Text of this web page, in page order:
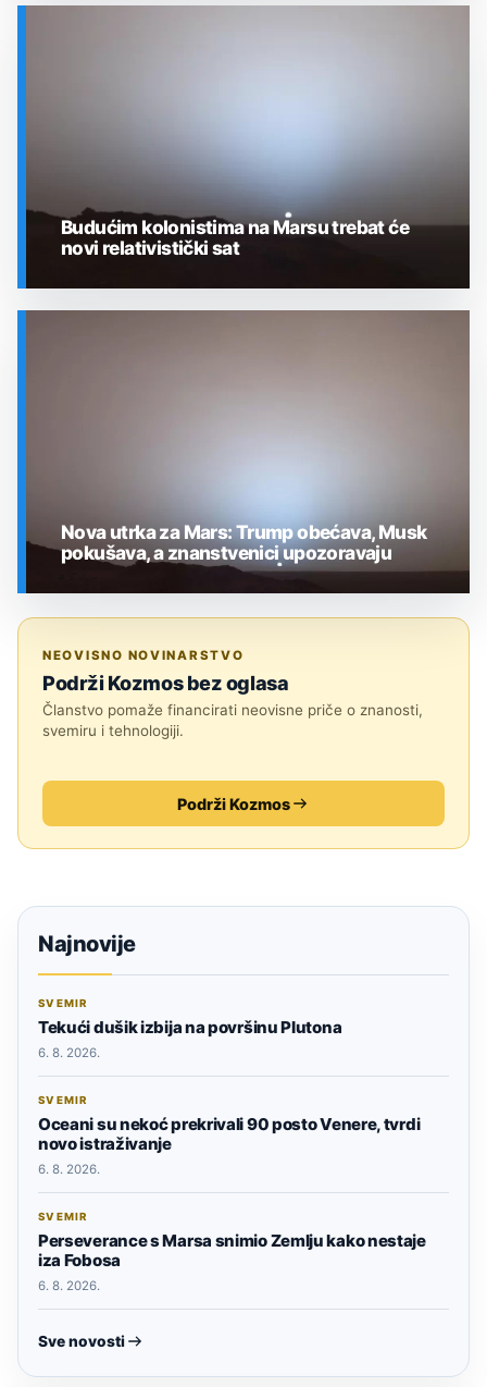
Budućim kolonistima na Marsu trebat će
novi relativistički sat
Nova utrka za Mars: Trump obećava, Musk
pokušava, a znanstvenici upozoravaju
NEOVISNO NOVINARSTVO
Podrži Kozmos bez oglasa
Članstvo pomaže financirati neovisne priče o znanosti,
svemiru i tehnologiji.
Podrži Kozmos
Najnovije
SVEMIR
Tekući dušik izbija na površinu Plutona
6. 8. 2026.
SVEMIR
Oceani su nekoć prekrivali 90 posto Venere, tvrdi
novo istraživanje
6. 8. 2026.
SVEMIR
Perseverance s Marsa snimio Zemlju kako nestaje
iza Fobosa
6. 8. 2026.
Sve novosti